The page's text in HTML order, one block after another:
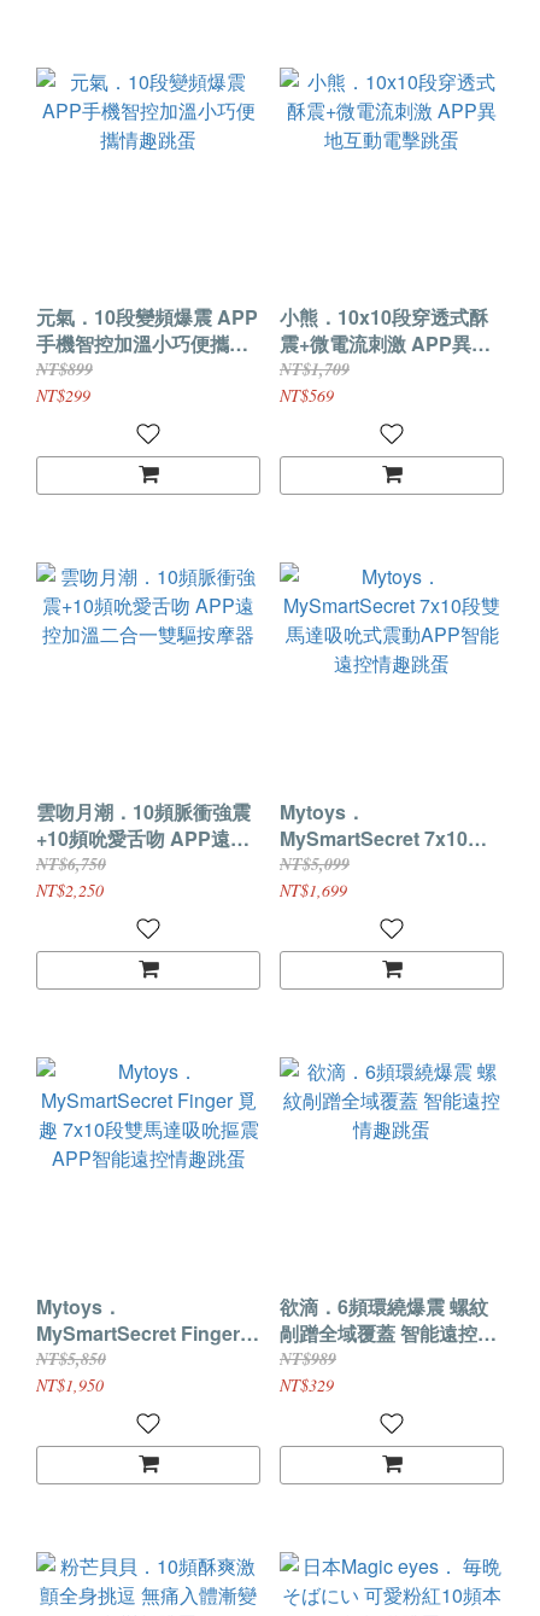
元氣．10段變頻爆震 APP
手機智控加溫小巧便攜情
趣跳蛋
NT$899
NT$299
小熊．10x10段穿透式酥
震+微電流刺激 APP異地
互動電擊跳蛋
NT$1,709
NT$569
雲吻月潮．10頻脈衝強震
+10頻吮愛舌吻 APP遠控
加溫二合一雙驅按摩器
NT$6,750
NT$2,250
Mytoys．
MySmartSecret 7x10段
雙馬達吸吮式震動APP智
能遠控情趣跳蛋
NT$5,099
NT$1,699
Mytoys．
MySmartSecret Finger
覓趣 7x10段雙馬達吸吮摳
震 APP智能遠控情趣跳蛋
NT$5,850
NT$1,950
欲滴．6頻環繞爆震 螺紋
剮蹭全域覆蓋 智能遠控情
趣跳蛋
NT$989
NT$329